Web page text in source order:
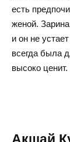
есть
женой.
и он не
всегда была
высоко ценит.